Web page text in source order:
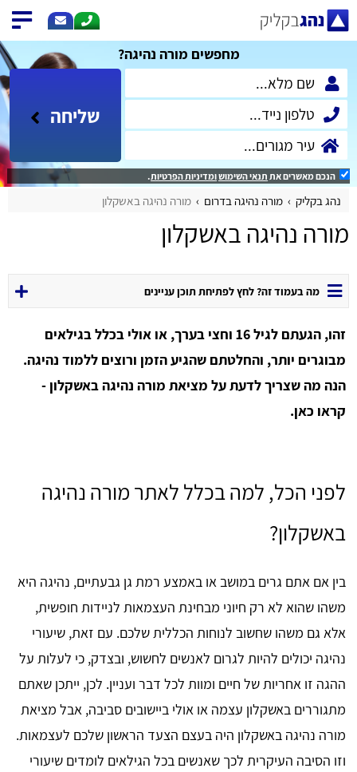
מחפשים מורה נהיגה?
שליחה
הנכם מאשרים את תנאי השימושומדיניות הפרטיות.
נהג בקליק מורה נהיגה בדרום מורה נהיגה באשקלון
מורה נהיגה באשקלון
מה בעמוד זה? לחץ לפתיחת תוכן עניינים
זהו, הגעתם לגיל 16 וחצי בערך, או אולי בכלל בגילאים
מבוגרים יותר, והחלטתם שהגיע הזמן ורוצים ללמוד נהיגה.
הנה מה שצריך לדעת על מציאת מורה נהיגה באשקלון -
קראו כאן.
לפני הכל, למה בכלל לאתר מורה נהיגה
באשקלון?
בין אם אתם גרים במושב או באמצע רמת גן גבעתיים, נהיגה היא
משהו שהוא לא רק חיוני מבחינת העצמאות לניידות חופשית,
אלא גם משהו שחשוב לנוחות הכללית שלכם. עם זאת, שיעורי
נהיגה יכולים להיות לגרום לאנשים לחשוש, ובצדק, כי לעלות על
ההגה זו אחריות של חיים ומוות לכל דבר ועניין. לכן, ייתכן שאתם
מתגוררים באשקלון עצמה או אולי ביישובים סביבה, אבל מציאת
מורה נהיגה באשקלון היה בעצם הצעד הראשון שלכם לעצמאות.
וזו הסיבה העיקרית לכך שאנשים בכל הגילאים לומדים שיעורי